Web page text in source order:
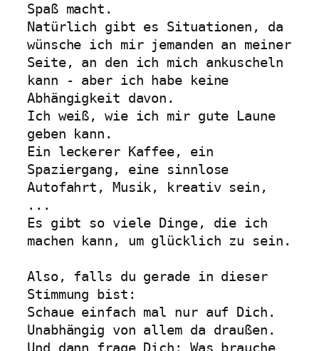
Spaß macht.
Natürlich gibt es Situationen, da
wünsche ich mir jemanden an meiner
Seite, an den ich mich ankuscheln
kann - aber ich habe keine
Abhängigkeit davon.
Ich weiß, wie ich mir gute Laune
geben kann.
Ein leckerer Kaffee, ein
Spaziergang, eine sinnlose
Autofahrt, Musik, kreativ sein,
...
Es gibt so viele Dinge, die ich
machen kann, um glücklich zu sein.
Also, falls du gerade in dieser
Stimmung bist:
Schaue einfach mal nur auf Dich.
Unabhängig von allem da draußen.
Und dann frage Dich: Was brauche